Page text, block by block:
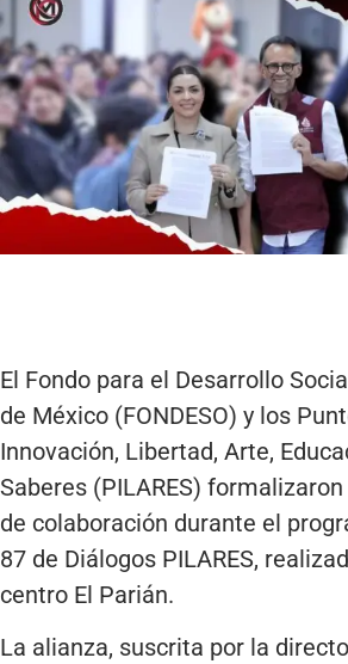
El Fondo para el Desarrollo
de México (FONDESO) y los
Innovación, Libertad, Arte,
Saberes (PILARES)
de colaboración durante el
87 de Diálogos PILARES,
centro El Parián.
La alianza, suscrita por la